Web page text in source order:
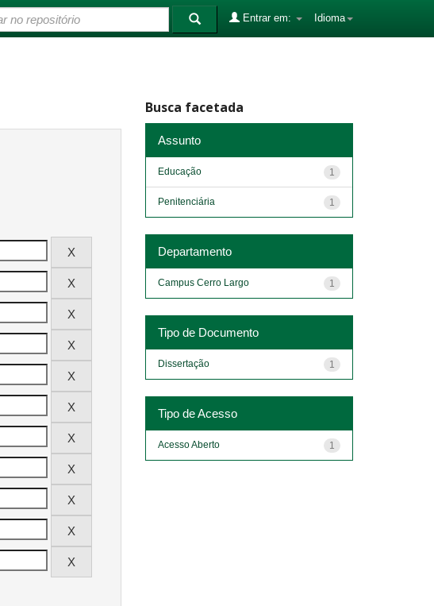
Idioma
Entrar em:
Busca facetada
Assunto
1
Educação
1
Penitenciária
Departamento
1
Campus Cerro Largo
Tipo de Documento
1
Dissertação
Tipo de Acesso
1
Acesso Aberto